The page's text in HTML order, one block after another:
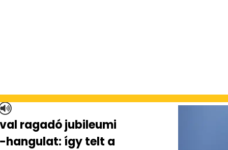
ragadó jubileumi
hangulat: így telt a